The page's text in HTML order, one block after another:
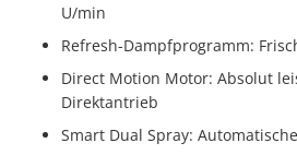
U/min
Refresh-Dampfprogramm:
Direct Motion Motor: Absolut
Direktantrieb
Smart Dual Spray: